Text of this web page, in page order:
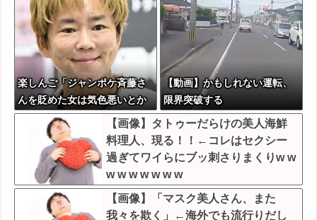
楽しんご「ジャンポケ斉藤さ
んを貶めた女は気色悪いとか
言ってる癖にフ●ラするとか口
だけは素直なんだな！週刊誌
から金もらってるだろ」
【動画】かもしれない運転、
限界突破する
【画像】タトゥーだらけの美人海鮮
料理人、現る！！←コレはセクシー
過ぎてワイらにブッ刺さりまくりw w
w w w w w w w
【画像】「マスク美人さん、また
我々を欺く」←海外でも流行りだし